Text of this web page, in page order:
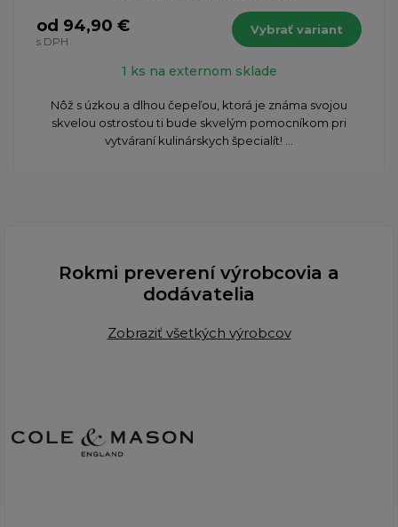
od 94,90 €
s DPH
Vybrať variant
1 ks na externom sklade
​Nôž s úzkou a dlhou čepeľou, ktorá je známa svojou
skvelou ostrosťou ti bude skvelým pomocníkom pri
vytváraní kulinárskych špecialít! ...
Rokmi preverení výrobcovia a
dodávatelia
Zobraziť všetkých výrobcov